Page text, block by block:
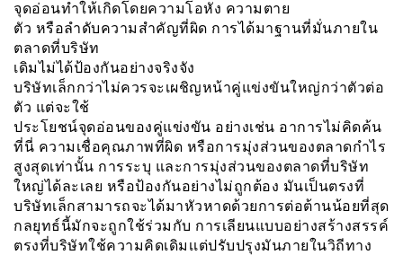
จุดอ่อนทำให้เกิดโดยความโอหัง ความตาย
ตัว หรือลำดับความสำคัญที่ผิด การได้มาฐานที่มั่นภายใน
ตลาดที่บริษัท
เดิมไม่ได้ป้องกันอย่างจริงจัง
บริษัทเล็กกว่าไม่ควรจะเผชิญหน้าคู่แข่งขันใหญ่กว่าตัวต่อ
ตัว แต่จะใช้
ประโยชน์จุดอ่อนของคู่แข่งขัน อย่างเช่น อาการไม่คิดค้น
ที่นี่ ความเชื่อคุณภาพที่ผิด หรือการมุ่งส่วนของตลาดกำไร
สูงสุดเท่านั้น การระบุ และการมุ่งส่วนของตลาดที่บริษัท
ใหญ่ได้ละเลย หรือป้องกันอย่างไม่ถูกต้อง มันเป็นตรงที่
บริษัทเล็กสามารถจะได้มาหัวหาดด้วยการต่อต้านน้อยที่สุด
กลยุทธ์นี้มักจะถูกใช้ร่วมกับ การเลียนแบบอย่างสร้างสรรค์
ตรงที่บริษัทใช้ความคิดเดิมเเต่ปรับปรุงมันภายในวิถีทาง